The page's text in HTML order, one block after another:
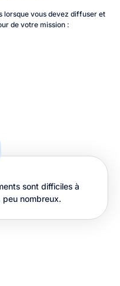
lorsque vous devez diffuser et
de votre mission :
sont difficiles à
nombreux.